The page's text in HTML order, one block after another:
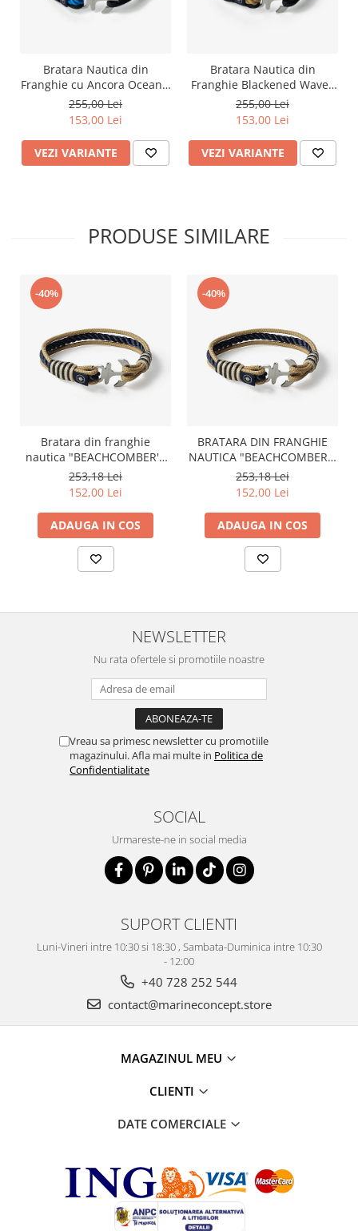
Bratara Nautica din
Franghie cu Ancora Oceanic
– Old Skipper
255,00 Lei
153,00 Lei
VEZI VARIANTE
Bratara Nautica din
Franghie Blackened Waves
– Old Skipper
255,00 Lei
153,00 Lei
VEZI VARIANTE
PRODUSE SIMILARE
-40%
Bratara din franghie
nautica "BEACHCOMBER'S
BRAID", OLD SKIPPER,
marime S, 15 - 16 cm
253,18 Lei
152,00 Lei
ADAUGA IN COS
-40%
BRATARA DIN FRANGHIE
NAUTICA "BEACHCOMBER'S
BRAID", OLD SKIPPER,
MARIME M, 17 - 18 CM
253,18 Lei
152,00 Lei
ADAUGA IN COS
NEWSLETTER
Nu rata ofertele si promotiile noastre
Vreau sa primesc newsletter cu promotiile
magazinului. Afla mai multe in Politica de
Confidentialitate
SOCIAL
Urmareste-ne in social media
SUPORT CLIENTI
Luni-Vineri intre 10:30 si 18:30 , Sambata-Duminica intre 10:30
- 12:00
+40 728 252 544
contact@marineconcept.store
MAGAZINUL MEU
CLIENTI
DATE COMERCIALE